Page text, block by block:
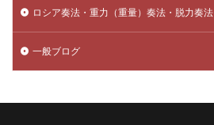
ロシア奏法・重力（重量）奏法・脱力奏法
一般ブログ